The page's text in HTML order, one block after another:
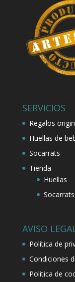
SERVICIOS
Regalos
Huellas de
Socarrats
Tienda
Huellas
Socarrats
AVISO
Política de
Condiciones
Politica de